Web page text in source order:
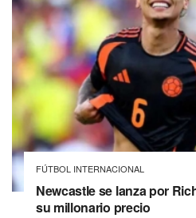
FÚTBOL INTERNACIONAL
Newcastle se lanza por
su millonario precio